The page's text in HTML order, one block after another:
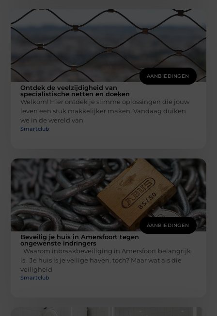
AANBIEDINGEN
Ontdek de veelzijdigheid van
specialistische netten en doeken
Welkom! Hier ontdek je slimme oplossingen die jouw
leven een stuk makkelijker maken. Vandaag duiken
we in de wereld van
Smartclub
AANBIEDINGEN
Beveilig je huis in Amersfoort tegen
ongewenste indringers
Waarom inbraakbeveiliging in Amersfoort belangrijk
is Je huis is je veilige haven, toch? Maar wat als die
veiligheid
Smartclub